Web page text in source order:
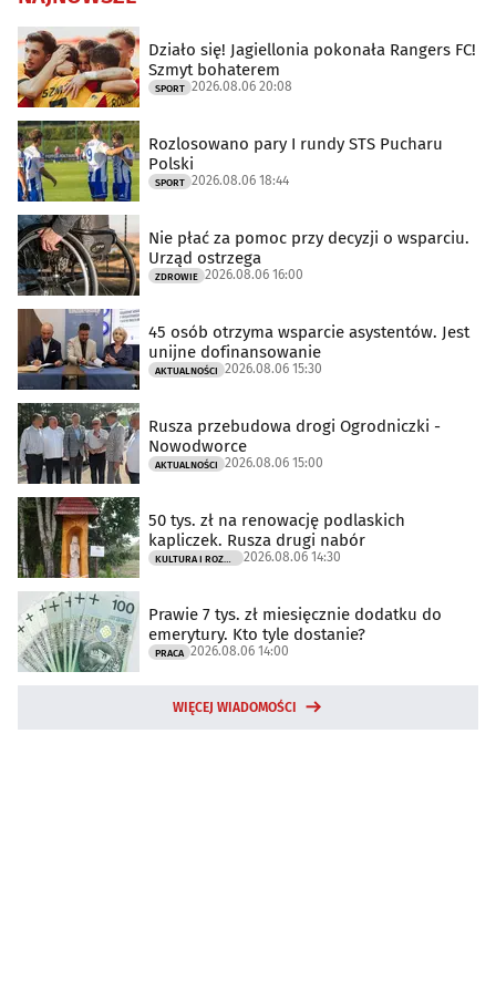
Działo się! Jagiellonia pokonała Rangers FC!
Szmyt bohaterem
SPORT 2026.08.06 20:08
Rozlosowano pary I rundy STS Pucharu
Polski
SPORT 2026.08.06 18:44
Nie płać za pomoc przy decyzji o wsparciu.
Urząd ostrzega
ZDROWIE 2026.08.06 16:00
45 osób otrzyma wsparcie asystentów. Jest
unijne dofinansowanie
AKTUALNOŚCI 2026.08.06 15:30
Rusza przebudowa drogi Ogrodniczki -
Nowodworce
AKTUALNOŚCI 2026.08.06 15:00
50 tys. zł na renowację podlaskich
kapliczek. Rusza drugi nabór
2026.08.06 14:30
Prawie 7 tys. zł miesięcznie dodatku do
emerytury. Kto tyle dostanie?
PRACA 2026.08.06 14:00
WIĘCEJ WIADOMOŚCI